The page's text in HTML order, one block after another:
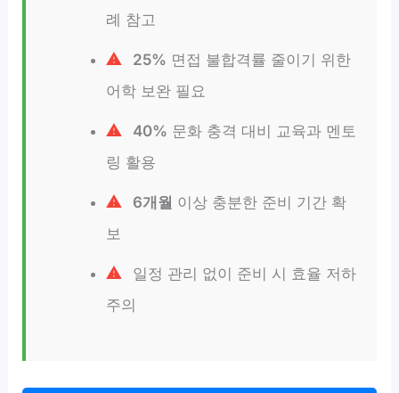
례 참고
25% 면접 불합격률 줄이기 위한
어학 보완 필요
40% 문화 충격 대비 교육과 멘토
링 활용
6개월 이상 충분한 준비 기간 확
보
일정 관리 없이 준비 시 효율 저하
주의